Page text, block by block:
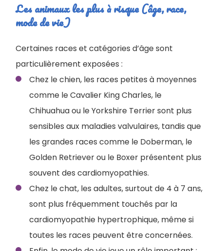
Les animaux les plus à risque (âge, race,
mode de vie)
Certaines races et catégories d’âge sont
particulièrement exposées :
Chez le chien, les races petites à moyennes
comme le Cavalier King Charles, le
Chihuahua ou le Yorkshire Terrier sont plus
sensibles aux maladies valvulaires, tandis que
les grandes races comme le Doberman, le
Golden Retriever ou le Boxer présentent plus
souvent des cardiomyopathies.
Chez le chat, les adultes, surtout de 4 à 7 ans,
sont plus fréquemment touchés par la
cardiomyopathie hypertrophique, même si
toutes les races peuvent être concernées.